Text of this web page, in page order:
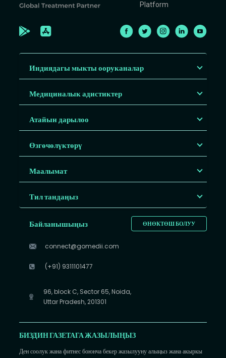
Platform
Индиядагы мыкты ооруканалар
Медициналык адистиктер
Атайын дарылоо
Өзгөчөлүктөрү
Маалымат
Тил тандаңыз
ӨНӨКТӨШ БОЛУУ
Байланышыңыз
connect@gomedii.com
(+91) 9311101477
96, block C, Sector 65, Noida,
Uttar Pradesh, 201301
БИЗДИН ГАЗЕТАГА ЖАЗЫЛЫҢЫЗ
Ден соолук жана фитнес боюнча бекер жазылууну алыңыз жана акыркы